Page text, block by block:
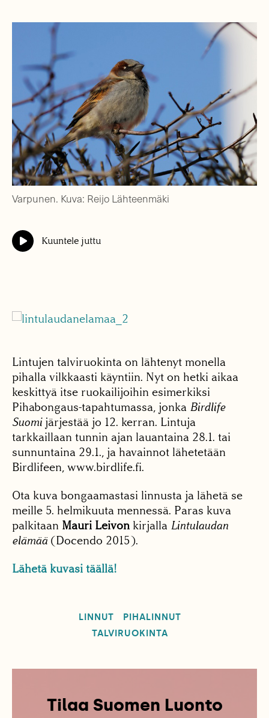
Varpunen. Kuva: Reijo Lähteenmäki
Kuuntele juttu
Lintujen talviruokinta on lähtenyt monella
pihalla vilkkaasti käyntiin. Nyt on hetki aikaa
keskittyä itse ruokailijoihin esimerkiksi
Pihabongaus-tapahtumassa, jonka Birdlife
Suomijärjestää jo 12. kerran. Lintuja
tarkkaillaan tunnin ajan lauantaina 28.1. tai
sunnuntaina 29.1., ja havainnot lähetetään
Birdlifeen, www.birdlife.fi.
Ota kuva bongaamastasi linnusta ja lähetä se
meille 5. helmikuuta mennessä. Paras kuva
palkitaan Mauri Leivon kirjalla Lintulaudan
elämää(Docendo 2015).
Lähetä kuvasi täällä!
LINNUT
PIHALINNUT
TALVIRUOKINTA
Tilaa Suomen Luonto